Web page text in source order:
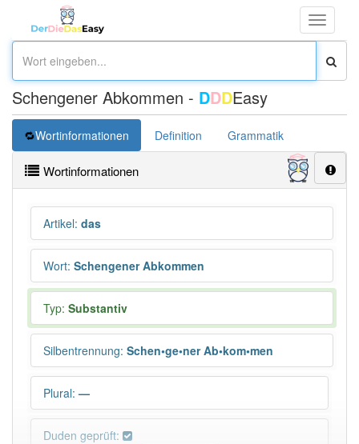
Toggle
Schengener Abkommen - DDDEasy
Wortinformationen Definition Grammatik
Wortinformationen
Artikel: das
Wort: Schengener Abkommen
Typ: Substantiv
Silbentrennung: Schen•ge•ner Ab•kom•men
Plural: —
Duden geprüft: